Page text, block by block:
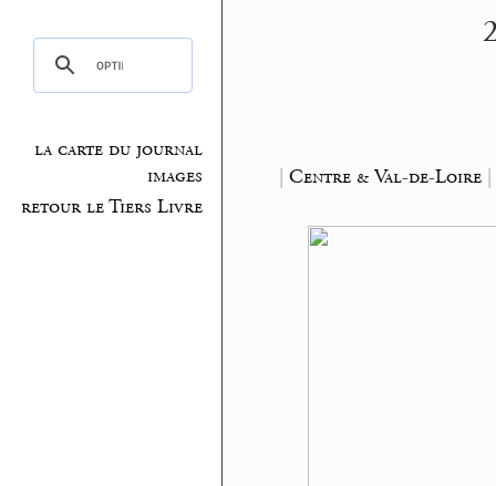
la carte du journal
images
retour le Tiers Livre
| Centre & Val-de-Loire|